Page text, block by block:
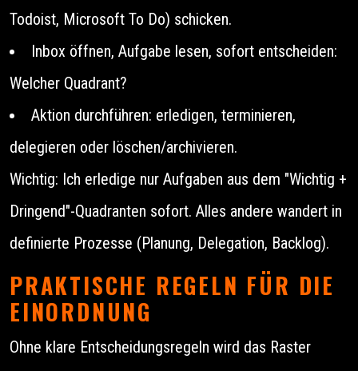
Todoist, Microsoft To Do) schicken.
Inbox öffnen, Aufgabe lesen, sofort entscheiden:
Welcher Quadrant?
Aktion durchführen: erledigen, terminieren,
delegieren oder löschen/archivieren.
Wichtig: Ich erledige nur Aufgaben aus dem "Wichtig +
Dringend"-Quadranten sofort. Alles andere wandert in
definierte Prozesse (Planung, Delegation, Backlog).
PRAKTISCHE REGELN FÜR DIE
EINORDNUNG
Ohne klare Entscheidungsregeln wird das Raster